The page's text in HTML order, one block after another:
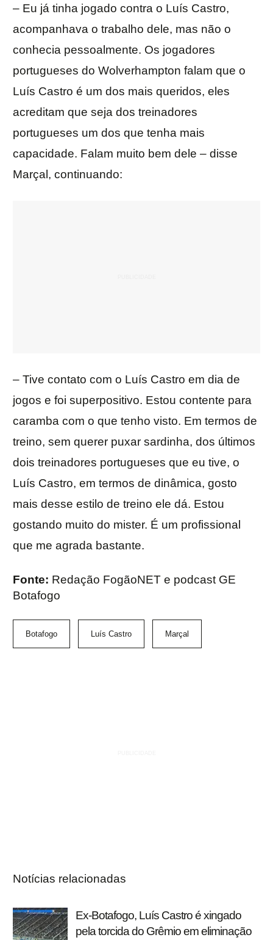
– Eu já tinha jogado contra o Luís Castro,
acompanhava o trabalho dele, mas não o
conhecia pessoalmente. Os jogadores
portugueses do Wolverhampton falam que o
Luís Castro é um dos mais queridos, eles
acreditam que seja dos treinadores
portugueses um dos que tenha mais
capacidade. Falam muito bem dele – disse
Marçal, continuando:
– Tive contato com o Luís Castro em dia de
jogos e foi superpositivo. Estou contente para
caramba com o que tenho visto. Em termos de
treino, sem querer puxar sardinha, dos últimos
dois treinadores portugueses que eu tive, o
Luís Castro, em termos de dinâmica, gosto
mais desse estilo de treino ele dá. Estou
gostando muito do mister. É um profissional
que me agrada bastante.
Fonte: Redação FogãoNET e podcast GE
Botafogo
Botafogo Luís Castro Marçal
Notícias relacionadas
Ex-Botafogo, Luís Castro é xingado
pela torcida do Grêmio em eliminação